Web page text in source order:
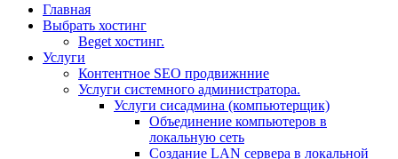
Главная
Выбрать хостинг
Beget хостинг.
Услуги
Контентное SEO продвижнние
Услуги системного администратора.
Услуги сисадмина (компьютерщик)
Объединение компьютеров в
локальную сеть
Создание LAN сервера в локальной